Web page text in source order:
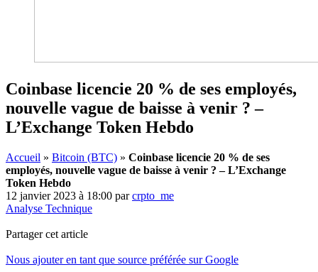
Coinbase licencie 20 % de ses employés,
nouvelle vague de baisse à venir ? –
L’Exchange Token Hebdo
Accueil » Bitcoin (BTC) » Coinbase licencie 20 % de ses
employés, nouvelle vague de baisse à venir ? – L’Exchange
Token Hebdo
12 janvier 2023 à 18:00 parcrpto_me
Analyse Technique
Partager cet article
Nous ajouter en tant que source préférée sur Google